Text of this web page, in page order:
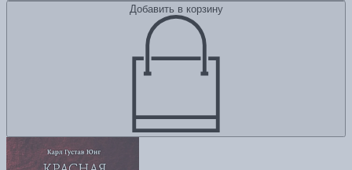
Добавить в корзину